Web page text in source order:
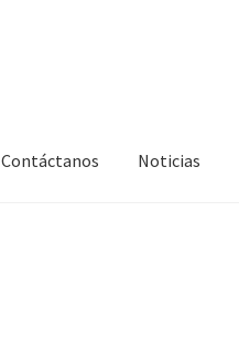
Contáctanos Noticias